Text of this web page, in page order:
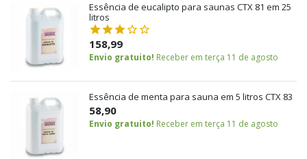
Essência de eucalipto para saunas CTX 81 em 25
litros
158,99
Envio gratuito! Receber em terça 11 de agosto
Essência de menta para sauna em 5 litros CTX 83
58,90
Envio gratuito! Receber em terça 11 de agosto